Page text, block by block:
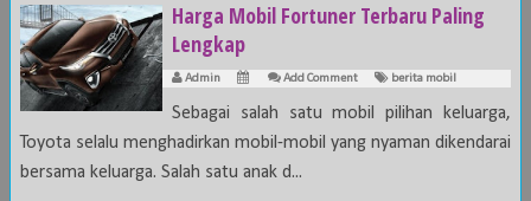
Harga Mobil Fortuner Terbaru Paling
Lengkap
Admin Add Comment berita mobil
Sebagai salah satu mobil pilihan keluarga,
Toyota selalu menghadirkan mobil-mobil yang nyaman dikendarai
bersama keluarga. Salah satu anak d...